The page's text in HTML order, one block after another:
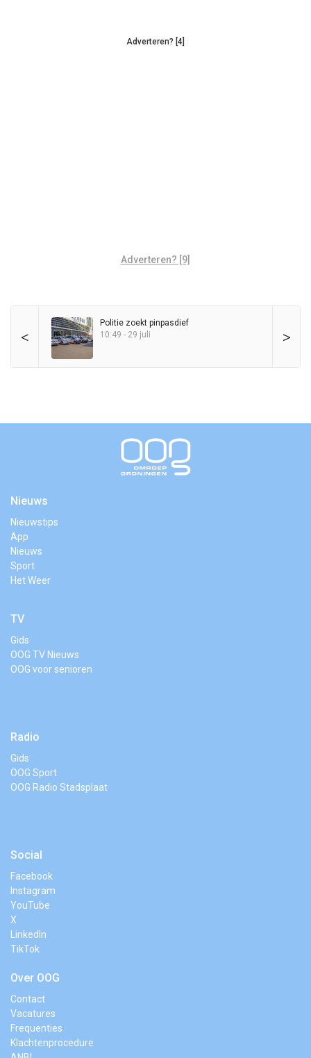
Adverteren? [4]
Adverteren? [9]
< >
Politie zoekt pinpasdief
10:49 - 29 juli
Nieuws
Nieuwstips
App
Nieuws
Sport
Het Weer
TV
Gids
OOG TV Nieuws
OOG voor senioren
Radio
Gids
OOG Sport
OOG Radio Stadsplaat
Social
Facebook
Instagram
YouTube
X
LinkedIn
TikTok
Over OOG
Contact
Vacatures
Frequenties
Klachtenprocedure